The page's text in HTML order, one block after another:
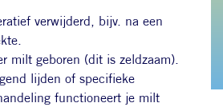
verwijderd, bijv. na een
milt geboren (dit is zeldzaam).
lijden of specifieke
functioneert je milt